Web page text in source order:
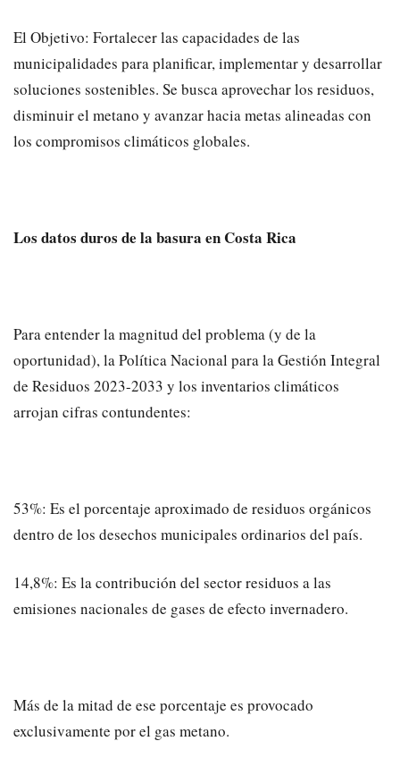
​El Objetivo: Fortalecer las capacidades de las
municipalidades para planificar, implementar y desarrollar
soluciones sostenibles. Se busca aprovechar los residuos,
disminuir el metano y avanzar hacia metas alineadas con
los compromisos climáticos globales.
Los datos duros de la basura en Costa Rica
​Para entender la magnitud del problema (y de la
oportunidad), la Política Nacional para la Gestión Integral
de Residuos 2023-2033 y los inventarios climáticos
arrojan cifras contundentes:
​53%: Es el porcentaje aproximado de residuos orgánicos
dentro de los desechos municipales ordinarios del país.
​14,8%: Es la contribución del sector residuos a las
emisiones nacionales de gases de efecto invernadero.
​Más de la mitad de ese porcentaje es provocado
exclusivamente por el gas metano.